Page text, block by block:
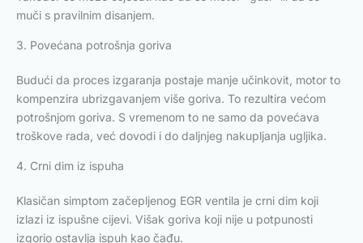
muči s pravilnim disanjem.
3. Povećana potrošnja goriva
Budući da proces izgaranja postaje manje učinkovit, motor to
kompenzira ubrizgavanjem više goriva. To rezultira većom
potrošnjom goriva. S vremenom to ne samo da povećava
troškove rada, već dovodi i do daljnjeg nakupljanja ugljika.
4. Crni dim iz ispuha
Klasičan simptom začepljenog EGR ventila je crni dim koji
izlazi iz ispušne cijevi. Višak goriva koji nije u potpunosti
izgorio ostavlja ispuh kao čađu.